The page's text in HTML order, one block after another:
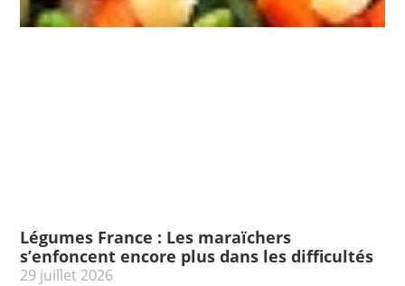
Légumes France : Les maraïchers
s’enfoncent encore plus dans les difficultés
29 juillet 2026